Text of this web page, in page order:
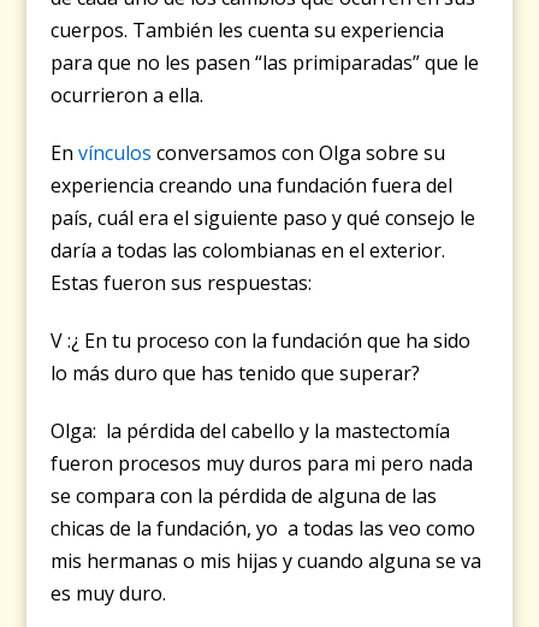
cuerpos. También les cuenta su experiencia
para que no les pasen “las primiparadas” que le
ocurrieron a ella.
Envínculos conversamos con Olga sobre su
experiencia creando una fundación fuera del
país, cuál era el siguiente paso y qué consejo le
daría a todas las colombianas en el exterior.
Estas fueron sus respuestas:
V :¿ En tu proceso con la fundación que ha sido
lo más duro que has tenido que superar?
Olga: la pérdida del cabello y la mastectomía
fueron procesos muy duros para mi pero nada
se compara con la pérdida de alguna de las
chicas de la fundación, yo a todas las veo como
mis hermanas o mis hijas y cuando alguna se va
es muy duro.